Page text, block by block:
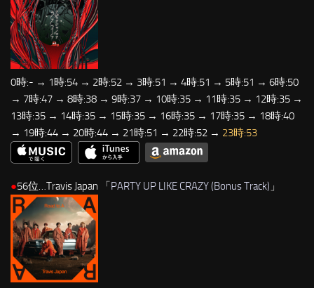
0時:- → 1時:54 → 2時:52 → 3時:51 → 4時:51 → 5時:51 → 6時:50
→ 7時:47 → 8時:38 → 9時:37 → 10時:35 → 11時:35 → 12時:35 →
13時:35 → 14時:35 → 15時:35 → 16時:35 → 17時:35 → 18時:40
→ 19時:44 → 20時:44 → 21時:51 → 22時:52 → 23時:53
●56位…Travis Japan 「 PARTY UP LIKE CRAZY (Bonus Track) 」